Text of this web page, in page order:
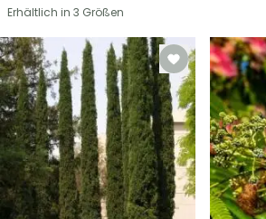
Erhältlich in 3 Größen